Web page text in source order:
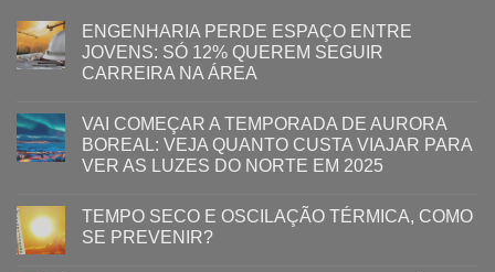
ENGENHARIA PERDE ESPAÇO ENTRE
JOVENS: SÓ 12% QUEREM SEGUIR
CARREIRA NA ÁREA
VAI COMEÇAR A TEMPORADA DE AURORA
BOREAL: VEJA QUANTO CUSTA VIAJAR PARA
VER AS LUZES DO NORTE EM 2025
TEMPO SECO E OSCILAÇÃO TÉRMICA, COMO
SE PREVENIR?